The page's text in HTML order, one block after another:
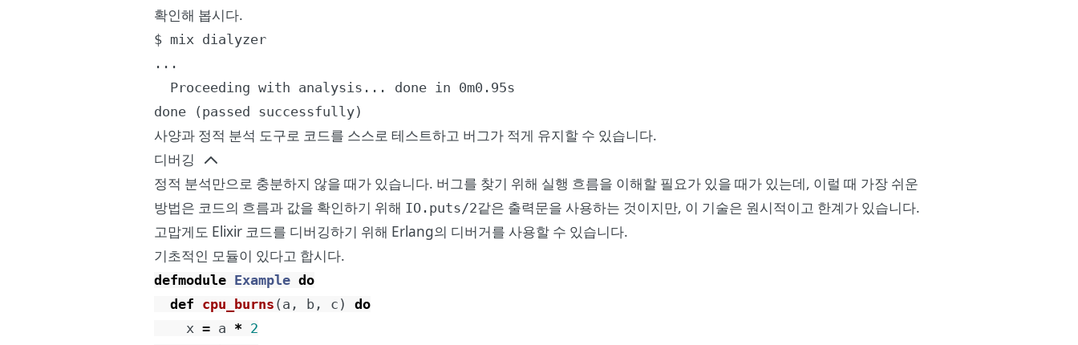
확인해 봅시다.
$ mix dialyzer
...
  Proceeding with analysis... done in 0m0.95s
done (passed successfully)
사양과 정적 분석 도구로 코드를 스스로 테스트하고 버그가 적게 유지할 수 있습니다.
디버깅
정적 분석만으로 충분하지 않을 때가 있습니다. 버그를 찾기 위해 실행 흐름을 이해할 필요가 있을 때가 있는데, 이럴 때 가장 쉬운
방법은 코드의 흐름과 값을 확인하기 위해 IO.puts/2같은 출력문을 사용하는 것이지만, 이 기술은 원시적이고 한계가 있습니다.
고맙게도 Elixir 코드를 디버깅하기 위해 Erlang의 디버거를 사용할 수 있습니다.
기초적인 모듈이 있다고 합시다.
defmodule Example do
def cpu_burns ( a , b , c )
do
x = a * 2